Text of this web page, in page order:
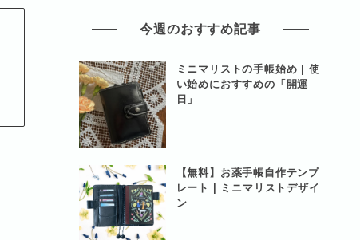
今週のおすすめ記事
ミニマリストの手帳始め | 使
い始めにおすすめの「開運
日」
【無料】お薬手帳自作テンプ
レート | ミニマリストデザイ
ン